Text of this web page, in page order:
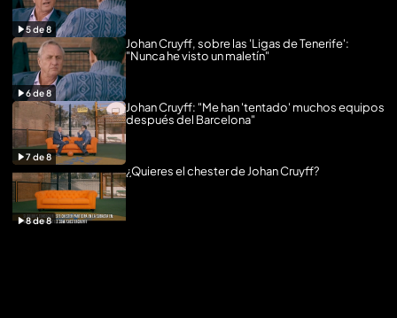
5de8
6de8
Johan Cruyff, sobre las 'Ligas de Tenerife':
"Nunca he visto un maletín"
7de8
Johan Cruyff: "Me han 'tentado' muchos equipos
después del Barcelona"
8de8
¿Quieres el chester de Johan Cruyff?